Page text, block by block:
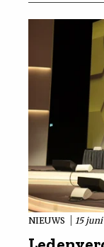
NIEUWS 15